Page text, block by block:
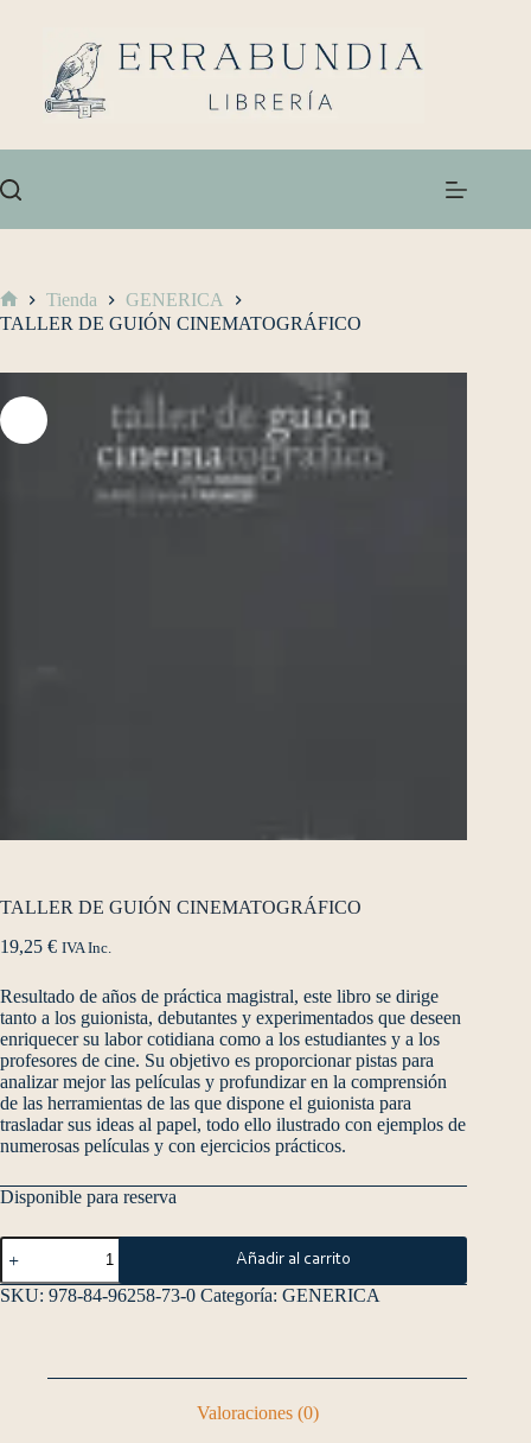
Tienda
GENERICA
TALLER DE GUIÓN CINEMATOGRÁFICO
TALLER DE GUIÓN CINEMATOGRÁFICO
19,25 € IVA Inc.
Resultado de años de práctica magistral, este libro se dirige
tanto a los guionista, debutantes y experimentados que deseen
enriquecer su labor cotidiana como a los estudiantes y a los
profesores de cine. Su objetivo es proporcionar pistas para
analizar mejor las películas y profundizar en la comprensión
de las herramientas de las que dispone el guionista para
trasladar sus ideas al papel, todo ello ilustrado con ejemplos de
numerosas películas y con ejercicios prácticos.
Disponible para reserva
Añadir al carrito
SKU: 978-84-96258-73-0 Categoría: GENERICA
Valoraciones (0)